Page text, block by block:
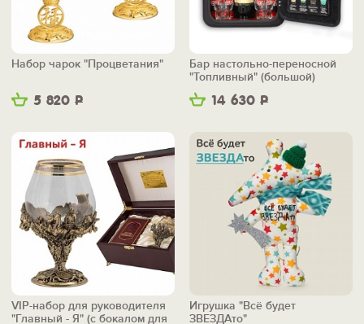
5 820 Р
Набор чарок "Процветания"
14 630 Р
Бар настольно-переносной
"Топливный" (большой)
VIP-набор для руководителя
"Главный - Я" (с бокалом для
Игрушка "Всё будет
ЗВЕЗДАто"